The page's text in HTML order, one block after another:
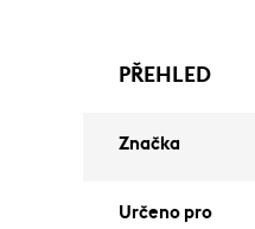
PŘEHLED
Značka
Určeno pro